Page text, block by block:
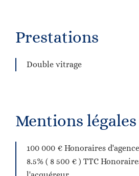
Prestations
Double vitrage
Mentions légales
100 000 € Honoraires
8.5% ( 8 500 € ) TTC